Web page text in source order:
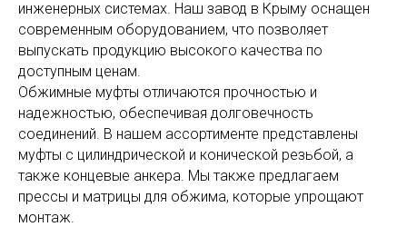
инженерных системах. Наш завод в Крыму оснащен
современным оборудованием, что позволяет
выпускать продукцию высокого качества по
доступным ценам.
Обжимные муфты отличаются прочностью и
надежностью, обеспечивая долговечность
соединений. В нашем ассортименте представлены
муфты с цилиндрической и конической резьбой, а
также концевые анкера. Мы также предлагаем
прессы и матрицы для обжима, которые упрощают
монтаж.